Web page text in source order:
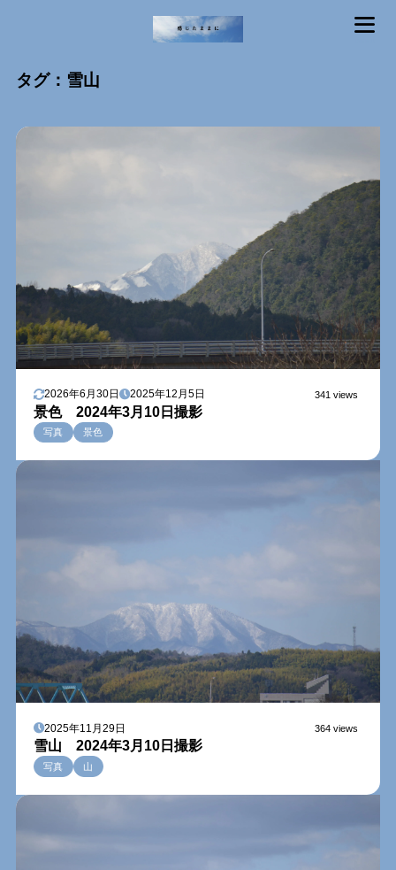
タグ：雪山
2026年6月30日 2025年12月5日 341 views
景色 2024年3月10日撮影
写真 景色
2025年11月29日 364 views
雪山 2024年3月10日撮影
写真 山